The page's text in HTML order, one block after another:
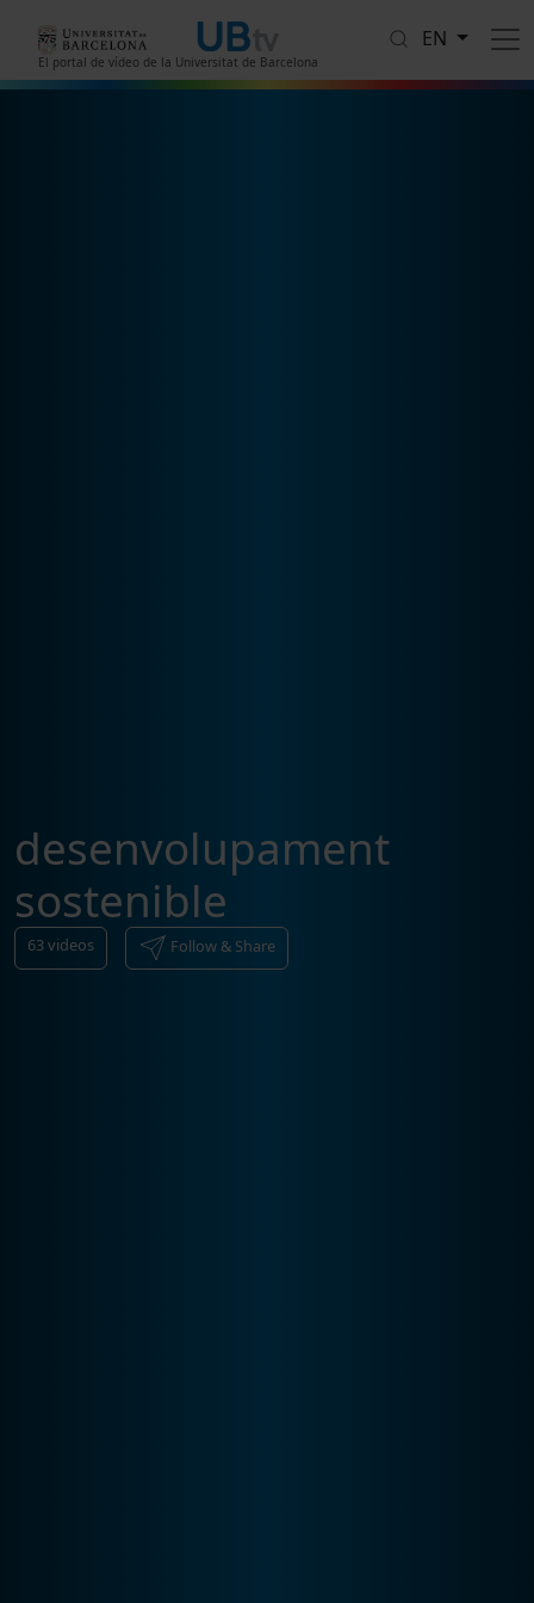
El portal de vídeo de la Universitat de Barcelona
EN
desenvolupament
sostenible
63videos Follow & Share